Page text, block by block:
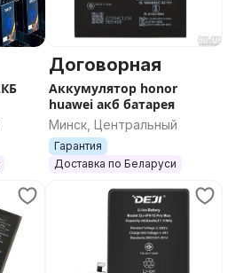
Договорная
Аккумулятор honor
huawei акб батарея
Минск, Центральный
Гарантия
Доставка по Беларуси